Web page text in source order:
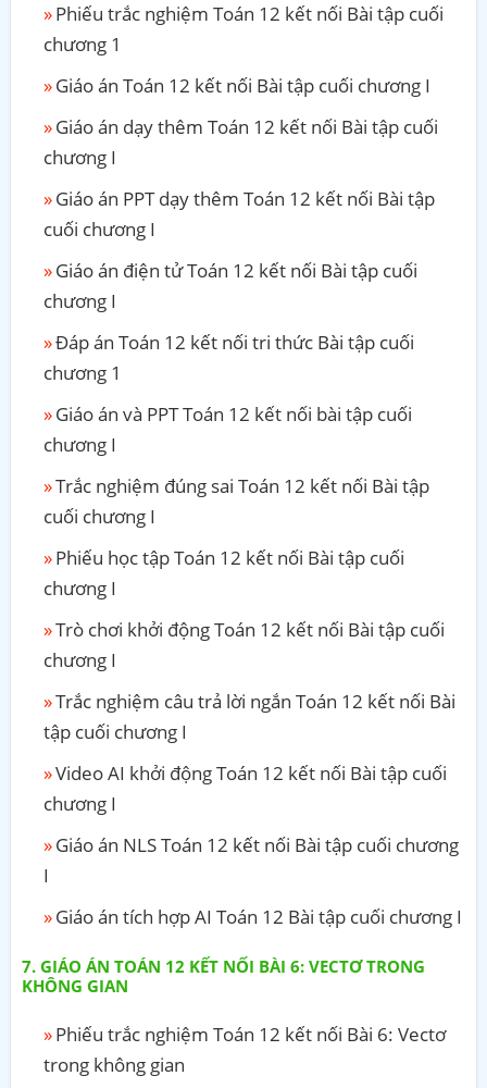
Phiếu trắc nghiệm Toán 12 kết nối Bài tập cuối
chương 1
Giáo án Toán 12 kết nối Bài tập cuối chương I
Giáo án dạy thêm Toán 12 kết nối Bài tập cuối
chương I
Giáo án PPT dạy thêm Toán 12 kết nối Bài tập
cuối chương I
Giáo án điện tử Toán 12 kết nối Bài tập cuối
chương I
Đáp án Toán 12 kết nối tri thức Bài tập cuối
chương 1
Giáo án và PPT Toán 12 kết nối bài tập cuối
chương I
Trắc nghiệm đúng sai Toán 12 kết nối Bài tập
cuối chương I
Phiếu học tập Toán 12 kết nối Bài tập cuối
chương I
Trò chơi khởi động Toán 12 kết nối Bài tập cuối
chương I
Trắc nghiệm câu trả lời ngắn Toán 12 kết nối Bài
tập cuối chương I
Video AI khởi động Toán 12 kết nối Bài tập cuối
chương I
Giáo án NLS Toán 12 kết nối Bài tập cuối chương
I
Giáo án tích hợp AI Toán 12 Bài tập cuối chương I
GIÁO ÁN TOÁN 12 KẾT NỐI BÀI 6: VECTƠ TRONG
KHÔNG GIAN
Phiếu trắc nghiệm Toán 12 kết nối Bài 6: Vectơ
trong không gian